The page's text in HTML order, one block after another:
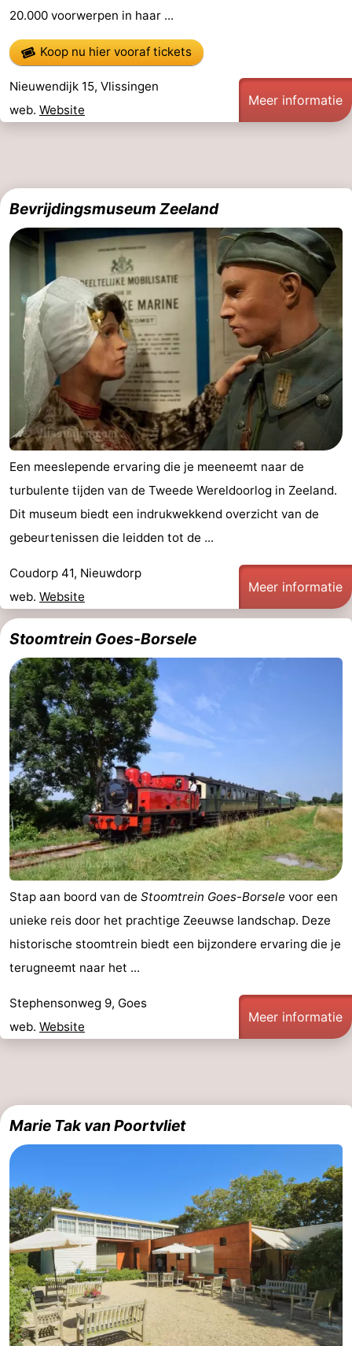
20.000 voorwerpen in haar ...
Koop nu hier vooraf tickets
Nieuwendijk 15, Vlissingen
web. Website
Meer informatie
Bevrijdingsmuseum Zeeland
Een meeslepende ervaring die je meeneemt naar de
turbulente tijden van de Tweede Wereldoorlog in Zeeland.
Dit museum biedt een indrukwekkend overzicht van de
gebeurtenissen die leidden tot de ...
Coudorp 41, Nieuwdorp
web. Website
Meer informatie
Stoomtrein Goes-Borsele
Stap aan boord van de Stoomtrein Goes-Borsele voor een
unieke reis door het prachtige Zeeuwse landschap. Deze
historische stoomtrein biedt een bijzondere ervaring die je
terugneemt naar het ...
Stephensonweg 9, Goes
web. Website
Meer informatie
Marie Tak van Poortvliet